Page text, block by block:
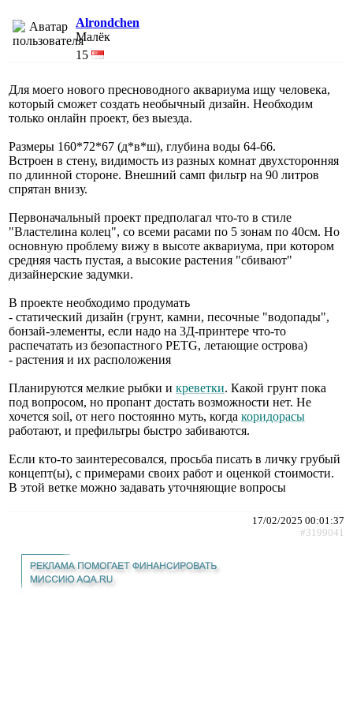
Alrondchen
Малёк
15
Для моего нового пресноводного аквариума ищу человека,
который сможет создать необычный дизайн. Необходим
только онлайн проект, без выезда.
Размеры 160*72*67 (д*в*ш), глубина воды 64-66.
Встроен в стену, видимость из разных комнат двухсторонняя
по длинной стороне. Внешний самп фильтр на 90 литров
спрятан внизу.
Первоначальный проект предполагал что-то в стиле
"Властелина колец", со всеми расами по 5 зонам по 40см. Но
основную проблему вижу в высоте аквариума, при котором
средняя часть пустая, а высокие растения "сбивают"
дизайнерские задумки.
В проекте необходимо продумать
- статический дизайн (грунт, камни, песочные "водопады",
бонзай-элементы, если надо на 3Д-принтере что-то
распечатать из безопастного PETG, летающие острова)
- растения и их расположения
Планируются мелкие рыбки и креветки. Какой грунт пока
под вопросом, но пропант достать возможности нет. Не
хочется soil, от него постоянно муть, когда коридорасы
работают, и префильтры быстро забиваются.
Если кто-то заинтересовался, просьба писать в личку грубый
концепт(ы), с примерами своих работ и оценкой стоимости.
В этой ветке можно задавать уточняющие вопросы
17/02/2025 00:01:37
#3199041